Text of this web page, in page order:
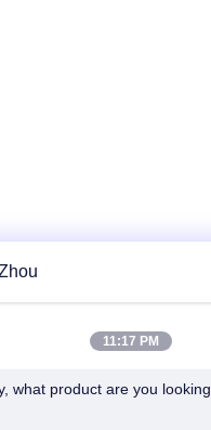
Τηλεφώνημα
86-0510-87189500
11:17 PM
what product are you looking